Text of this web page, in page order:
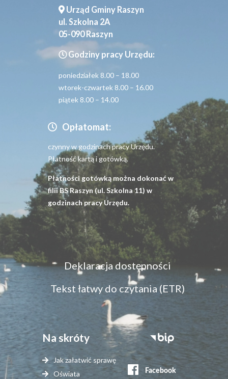
Urząd Gminy Raszyn
ul. Szkolna 2A
05-090 Raszyn
Godziny pracy Urzędu:
poniedziałek 8.00 – 18.00
wtorek-czwartek 8.00 – 16.00
piątek 8.00 – 14.00
Opłatomat:
czynny w godzinach pracy Urzędu.
Płatność kartą i gotówką.
Płatności gotówką można dokonać w
filii BS Raszyn (ul. Szkolna 11) w
godzinach pracy Urzędu.
Menu
dostępność
Deklaracja dostępności
Tekst łatwy do czytania (ETR)
Na skróty
Jak załatwić sprawę
Oświata
Stopka
serwisy
zewnętrzne